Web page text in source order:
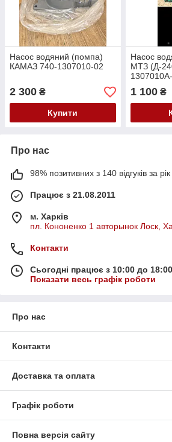
Насос водяний (помпа)
КАМАЗ 740-1307010-02
2 300 ₴
Купити
Насос
МТЗ (Д-
1 100₴
Про нас
98% позитивних з 140 відгуків за рік
Працює з 21.08.2011
м. Харків
пл. Кононенко 1 авторынок Лоск,
Контакти
Сьогодні працює з 10:00 до 18:00
Показати весь графік роботи
Про нас
Контакти
Доставка та оплата
Графік роботи
Повна версія сайту